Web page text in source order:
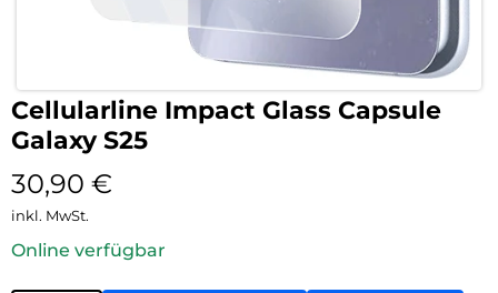
Cellularline Impact Glass Capsule
Galaxy S25
30,90 €
inkl. MwSt.
Online verfügbar